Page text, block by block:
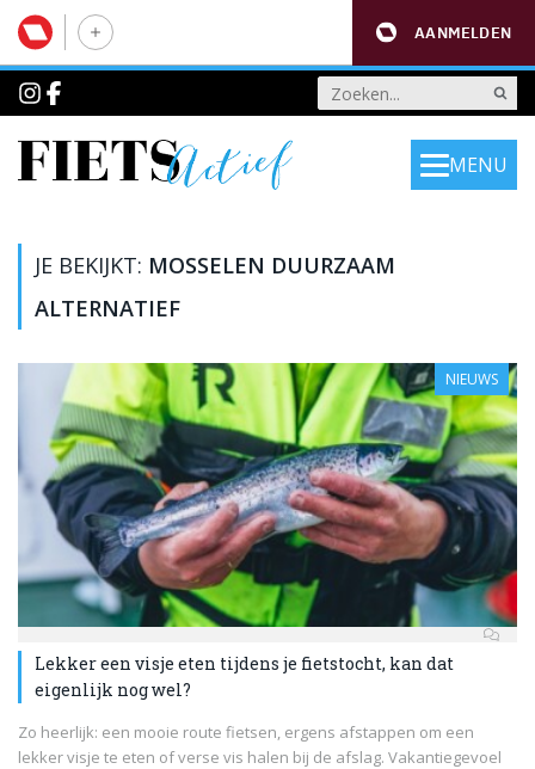
AANMELDEN
MENU
JE BEKIJKT: MOSSELEN DUURZAAM
ALTERNATIEF
NIEUWS
Lekker een visje eten tijdens je fietstocht, kan dat
eigenlijk nog wel?
Zo heerlijk: een mooie route fietsen, ergens afstappen om een
lekker visje te eten of verse vis halen bij de afslag. Vakantiegevoel